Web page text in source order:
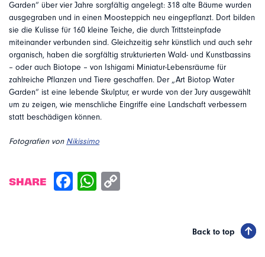
Garden“ über vier Jahre sorgfältig angelegt: 318 alte Bäume wurden
ausgegraben und in einen Moosteppich neu eingepflanzt. Dort bilden
sie die Kulisse für 160 kleine Teiche, die durch Trittsteinpfade
miteinander verbunden sind. Gleichzeitig sehr künstlich und auch sehr
organisch, haben die sorgfältig strukturierten Wald- und Kunstbassins
– oder auch Biotope – von Ishigami Miniatur-Lebensräume für
zahlreiche Pflanzen und Tiere geschaffen. Der „Art Biotop Water
Garden“ ist eine lebende Skulptur, er wurde von der Jury ausgewählt
um zu zeigen, wie menschliche Eingriffe eine Landschaft verbessern
statt beschädigen können.
Fotografien von Nikissimo
SHARE
Back to top